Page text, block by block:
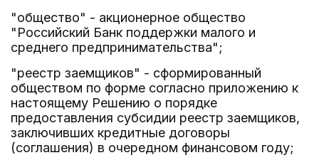
"общество" - акционерное общество
"Российский Банк поддержки малого и
среднего предпринимательства";
"реестр заемщиков" - сформированный
обществом по форме согласно приложению к
настоящему Решению о порядке
предоставления субсидии реестр заемщиков,
заключивших кредитные договоры
(соглашения) в очередном финансовом году;